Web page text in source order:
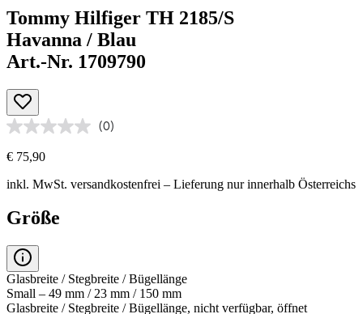
Tommy Hilfiger TH 2185/S
Havanna / Blau
Art.-Nr. 1709790
(0)
€ 75,90
inkl. MwSt. versandkostenfrei – Lieferung nur innerhalb Österreichs
Größe
Glasbreite / Stegbreite / Bügellänge
Small – 49 mm / 23 mm / 150 mm
Glasbreite / Stegbreite / Bügellänge, nicht verfügbar, öffnet